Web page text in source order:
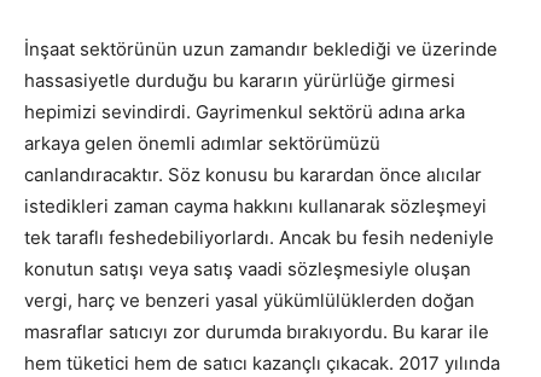
İnşaat sektörünün uzun zamandır beklediği ve üzerinde
hassasiyetle durduğu bu kararın yürürlüğe girmesi
hepimizi sevindirdi. Gayrimenkul sektörü adına arka
arkaya gelen önemli adımlar sektörümüzü
canlandıracaktır. Söz konusu bu karardan önce alıcılar
istedikleri zaman cayma hakkını kullanarak sözleşmeyi
tek taraflı feshedebiliyorlardı. Ancak bu fesih nedeniyle
konutun satışı veya satış vaadi sözleşmesiyle oluşan
vergi, harç ve benzeri yasal yükümlülüklerden doğan
masraflar satıcıyı zor durumda bırakıyordu. Bu karar ile
hem tüketici hem de satıcı kazançlı çıkacak. 2017 yılında